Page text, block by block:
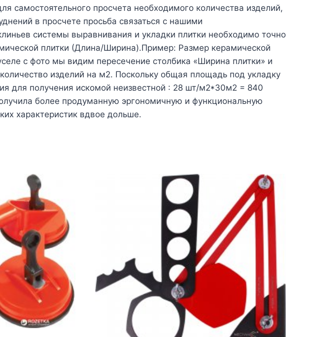
самостоятельного просчета необходимого количества изделий,
в просчете просьба связаться с нашими
системы выравнивания и укладки плитки необходимо точно
плитки (Длина/Ширина).Пример: Размер керамической
с фото мы видим пересечение столбика «Ширина плитки» и
изделий на м2. Поскольку общая площадь под укладку
для получения искомой неизвестной : 28 шт/м2*30м2 = 840
более продуманную эргономичную и функциональную
характеристик вдвое дольше.